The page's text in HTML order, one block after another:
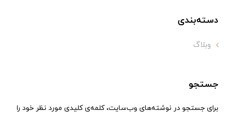
دسته‌بندی
وبلاگ
جستجو
برای جستجو در نوشته‌های وب‌سایت، کلمه‌ی کلیدی مورد نظر خود را